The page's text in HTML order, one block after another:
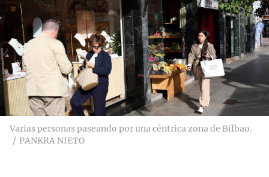
Varias personas paseando por una céntrica zona de Bilbao.
PANKRA NIETO